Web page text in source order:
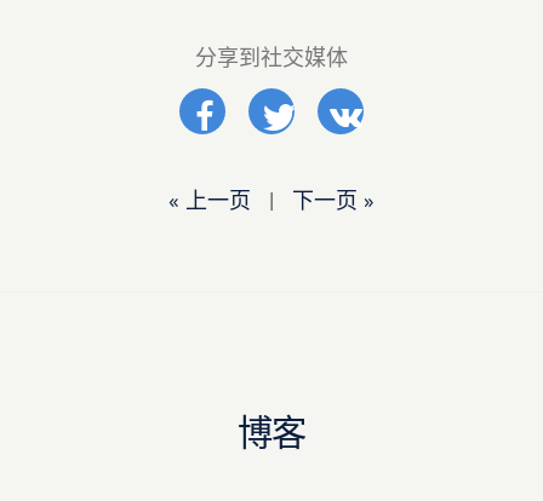
分享到社交媒体
« 上一页 | 下一页 »
博客